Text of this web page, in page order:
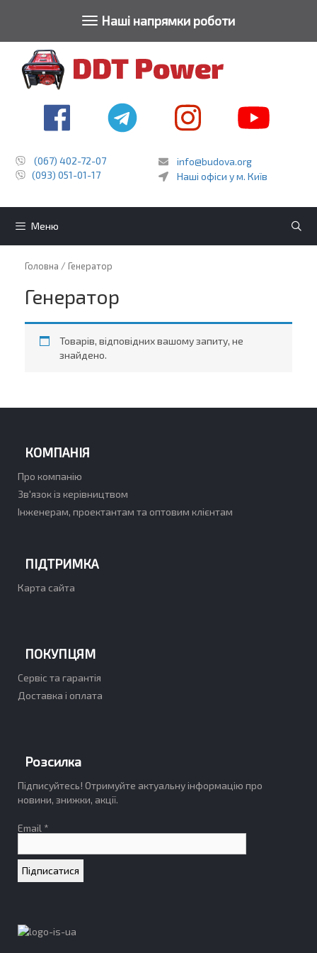
до
контенту
(067) 402-72-07
(093) 051-01-17
info@budova.org
Наші офіси у м. Київ
Меню
Головна / Генератор
Генератор
Товарів, відповідних вашому запиту, не
знайдено.
КОМПАНІЯ
Про компанію
Зв'язок із керівництвом
Інженерам, проектантам та оптовим клієнтам
ПІДТРИМКА
Карта сайта
ПОКУПЦЯМ
Сервіс та гарантія
Доставка і оплата
Розсилка
Підписуйтесь! Отримуйте актуальну інформацію про
новини, знижки, акції.
Email *
Наші напрямки роботиToggle